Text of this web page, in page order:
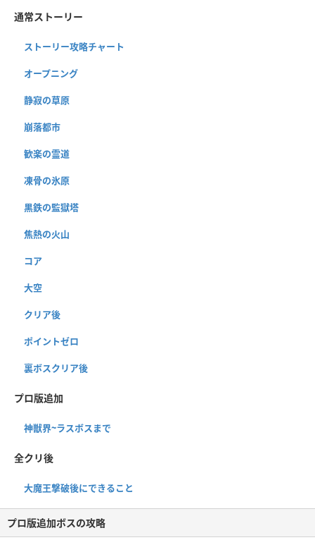
通常ストーリー
ストーリー攻略チャート
オープニング
静寂の草原
崩落都市
歓楽の霊道
凍骨の氷原
黒鉄の監獄塔
焦熱の火山
コア
大空
クリア後
ポイントゼロ
裏ボスクリア後
プロ版追加
神獣界~ラスボスまで
全クリ後
大魔王撃破後にできること
プロ版追加ボスの攻略